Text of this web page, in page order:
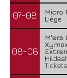
07-08
Micro
Liège
08-08
M'era
Tickets